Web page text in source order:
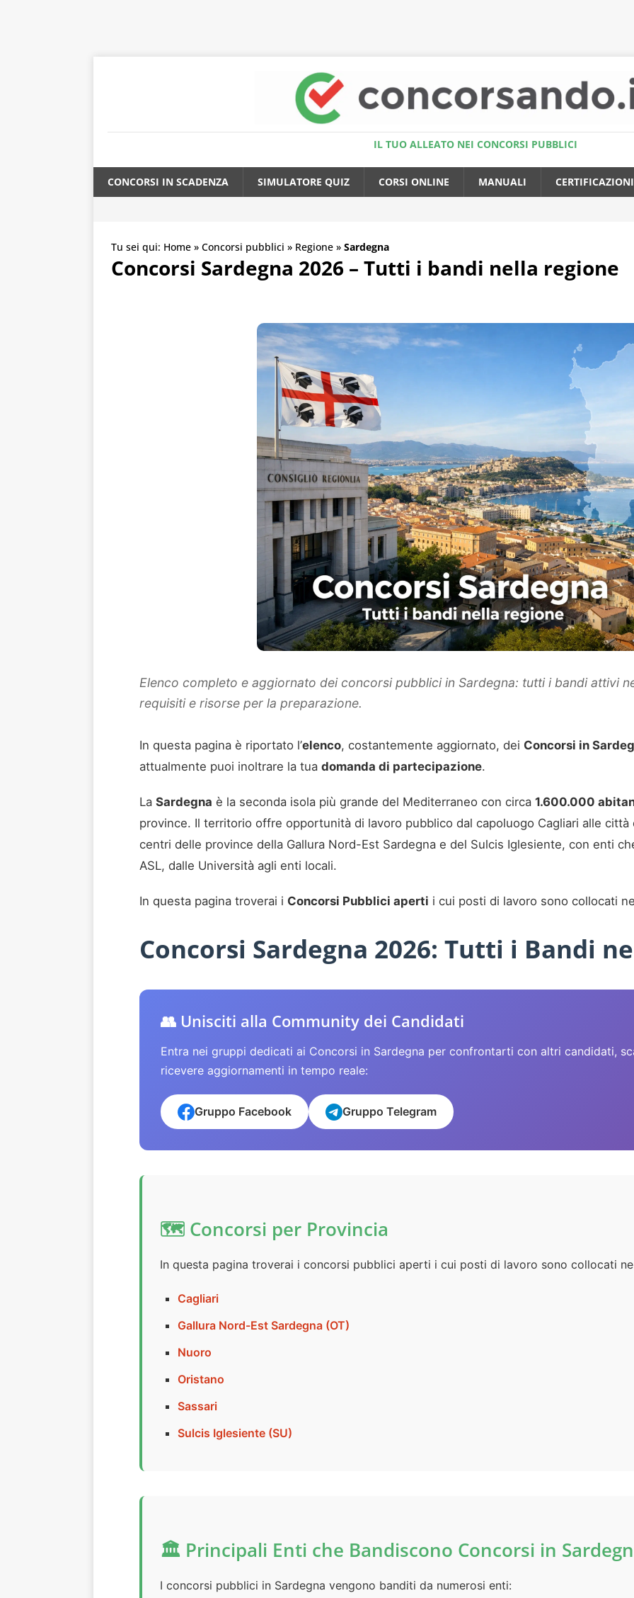
IL TUO ALLEATO NEI CONCORSI PUBBLICI
CONCORSI IN SCADENZA SIMULATORE QUIZ CORSI ONLINE MANUALI CERTIFICAZIONI
Tu sei qui: Home » Concorsi pubblici » Regione » Sardegna
Concorsi Sardegna 2026 – Tutti i bandi nella regione
Elenco completo e aggiornato dei concorsi pubblici in Sardegna: tutti i bandi attivi
requisiti e risorse per la preparazione.
In questa pagina è riportato l’elenco, costantemente aggiornato, dei Concorsi in
attualmente puoi inoltrare la tua domanda di partecipazione.
La Sardegna è la seconda isola più grande del Mediterraneo con circa 1.600.000
province. Il territorio offre opportunità di lavoro pubblico dal capoluogo Cagliari alle città
centri delle province della Gallura Nord-Est Sardegna e del Sulcis Iglesiente, con enti
ASL, dalle Università agli enti locali.
In questa pagina troverai i Concorsi Pubblici aperti i cui posti di lavoro sono collocati
Concorsi Sardegna 2026: Tutti i Bandi
👥 Unisciti alla Community dei Candidati
Entra nei gruppi dedicati ai Concorsi in Sardegna per confrontarti con altri candidati,
ricevere aggiornamenti in tempo reale:
Gruppo Facebook Gruppo Telegram
🗺️ Concorsi per Provincia
In questa pagina troverai i concorsi pubblici aperti i cui posti di lavoro sono collocati
Cagliari
Gallura Nord-Est Sardegna (OT)
Nuoro
Oristano
Sassari
Sulcis Iglesiente (SU)
🏛️ Principali Enti che Bandiscono Concorsi in
I concorsi pubblici in Sardegna vengono banditi da numerosi enti: